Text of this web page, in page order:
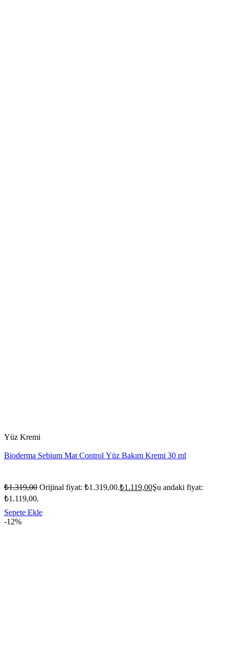
Yüz Kremi
Bioderma Sebium Mat Control Yüz Bakım Kremi 30 ml
₺1.319,00 Orijinal fiyat: ₺1.319,00.₺1.119,00Şu andaki fiyat:
₺1.119,00.
Sepete Ekle
-12%